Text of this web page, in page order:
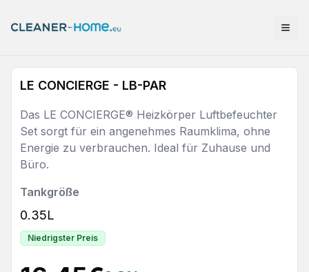
LE CONCIERGE - LB-PAR
Das LE CONCIERGE® Heizkörper Luftbefeuchter
Set sorgt für ein angenehmes Raumklima, ohne
Energie zu verbrauchen. Ideal für Zuhause und
Büro.
Tankgröße
0.35L
Niedrigster Preis